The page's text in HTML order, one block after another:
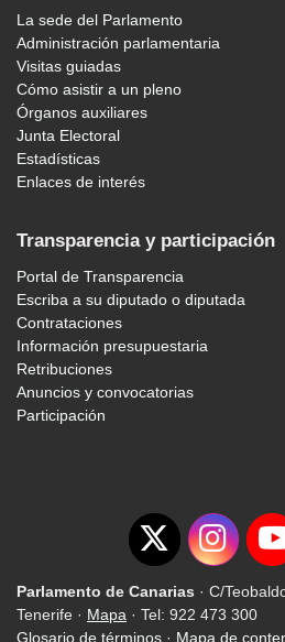
La sede del Parlamento
Administración parlamentaria
Visitas guiadas
Cómo asistir a un pleno
Órganos auxiliares
Junta Electoral
Estadísticas
Enlaces de interés
Transparencia y participación
Portal de Transparencia
Escriba a su diputado o diputada
Contrataciones
Información presupuestaria
Retribuciones
Anuncios y convocatorias
Participación
Parlamento de Canarias · C/
Tenerife · Mapa · Tel: 922 473 300
Glosario de términos · Mapa de